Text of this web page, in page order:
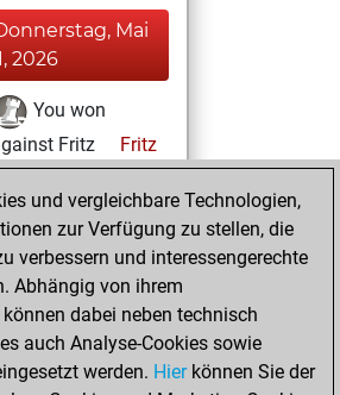
Mai
2026
You won
Fritz
Fritz
Mai 6,
of 169
Tactics
Mai 5,
und vergleichbare Technologien,
zur Verfügung zu stellen, die
verbessern und interessengerechte
Abhängig von ihrem
dabei neben technisch
auch Analyse-Cookies sowie
werden. Hierkönnen Sie der